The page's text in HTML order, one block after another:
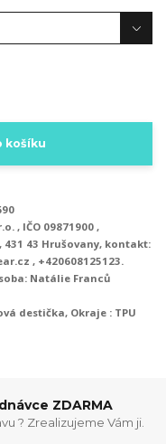
košíku
, IČO 09871900 ,
431 43 Hrušovany, kontakt:
, +420608125123.
Natálie Franců
destička, Okraje : TPU
ZDARMA
? Zrealizujeme Vám ji.